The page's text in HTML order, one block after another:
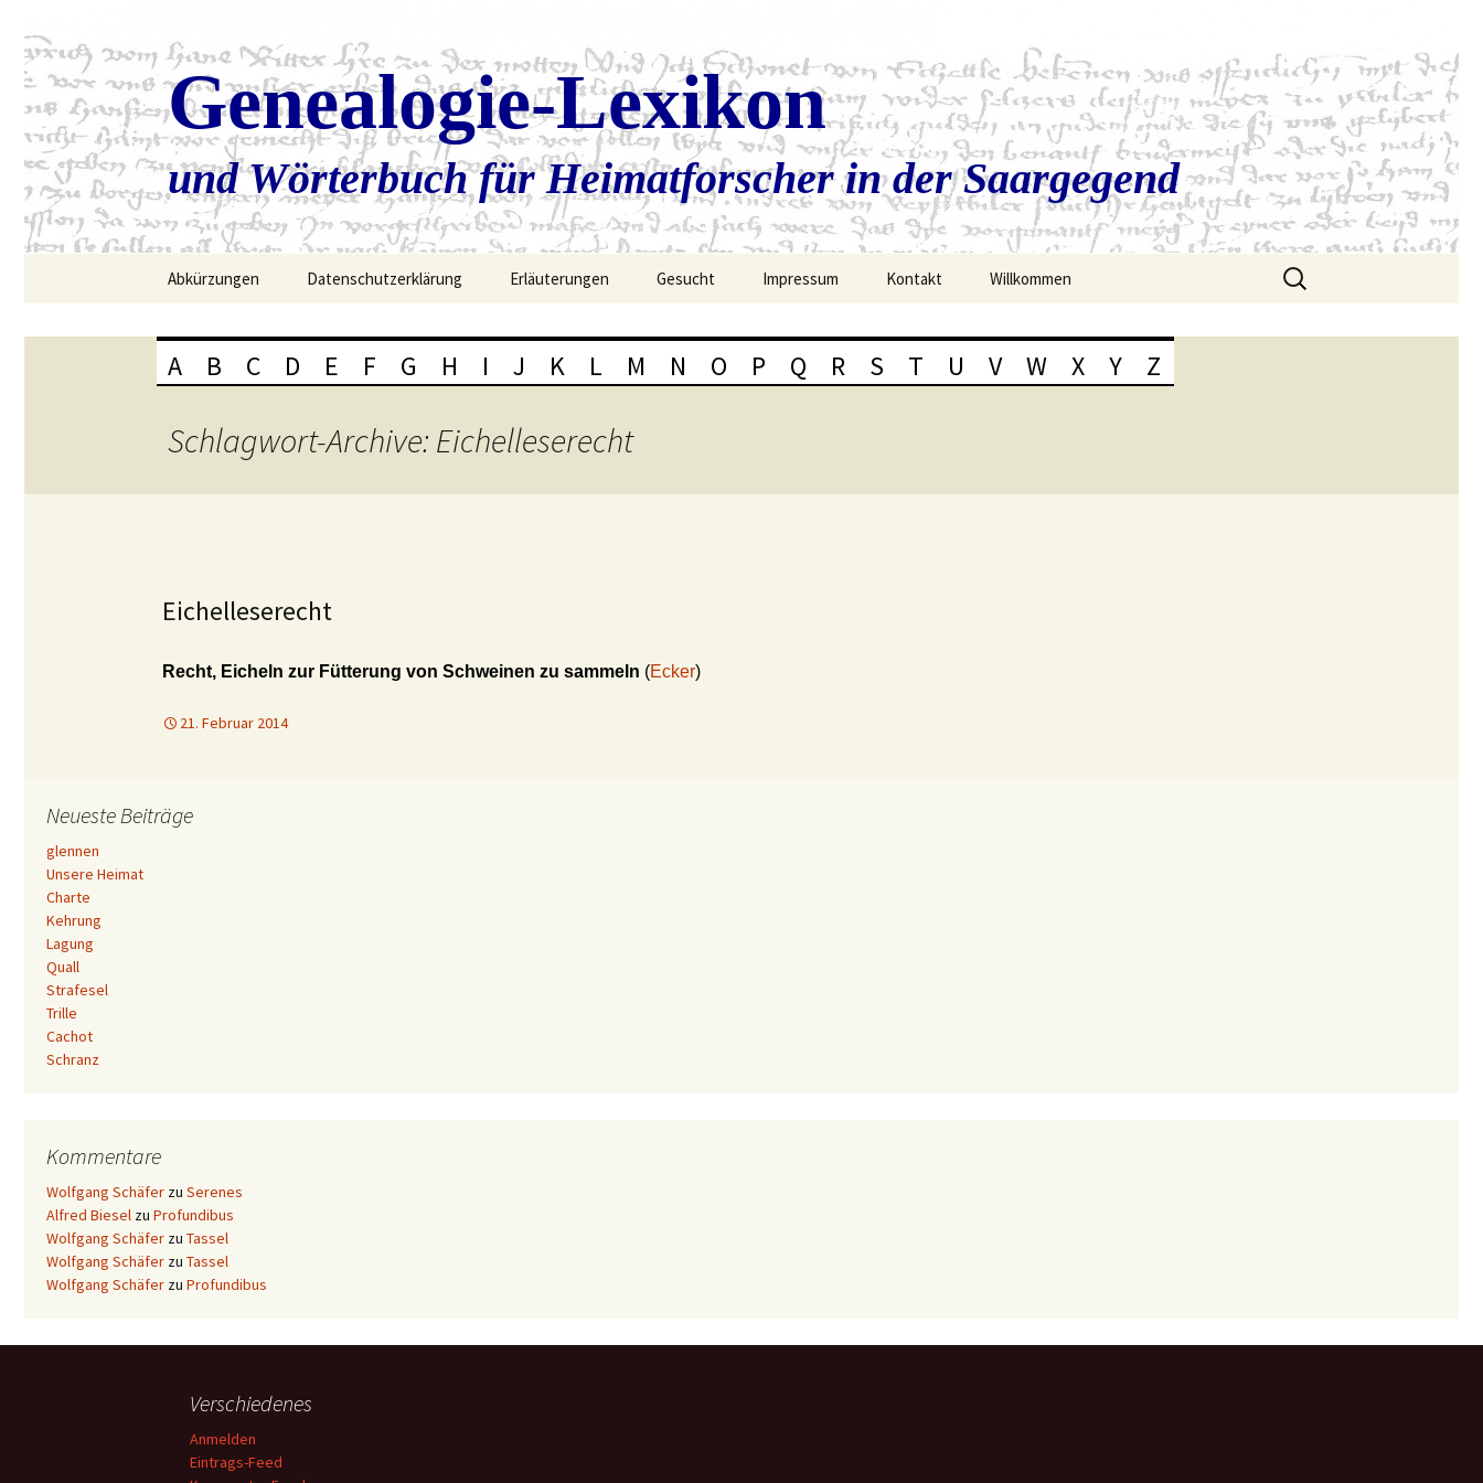
Genealogie-Lexikon
und Wörterbuch für Heimatforscher in der Saargegend
Abkürzungen Datenschutzerklärung Erläuterungen Gesucht Impressum Kontakt Willkommen
Suchen
nach:
A B C D E F G H I J K L M N O P Q R S T U V W X Y Z
Schlagwort-Archive: Eichelleserecht
Eichelleserecht
Recht, Eicheln zur Fütterung von Schweinen zu sammeln (Ecker)
21. Februar 2014
Neueste Beiträge
glennen
Unsere Heimat
Charte
Kehrung
Lagung
Quall
Strafesel
Trille
Cachot
Schranz
Kommentare
Wolfgang Schäfer zu Serenes
Alfred Biesel zu Profundibus
Wolfgang Schäfer zu Tassel
Wolfgang Schäfer zu Tassel
Wolfgang Schäfer zu Profundibus
Verschiedenes
Anmelden
Eintrags-Feed